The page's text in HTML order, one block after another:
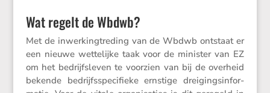
Wat regelt de Wbdwb?
Met de inwer­king­tre­ding van de Wbdwb ontstaat er
een nieuwe wette­lijke taak voor de minister van EZ
om het bedrijfs­leven te voorzien van bij de overheid
bekende bedrijfs­spe­ci­fieke ernstige dreigings­in­for­